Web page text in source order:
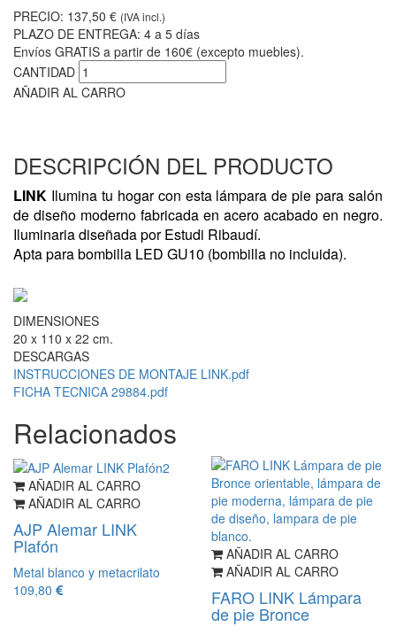
PRECIO: 137,50 € (IVA incl.)
PLAZO DE ENTREGA: 4 a 5 días
Envíos GRATIS a partir de 160€ (excepto muebles).
CANTIDAD
AÑADIR AL CARRO
DESCRIPCIÓN DEL PRODUCTO
LINK Ilumina tu hogar con esta lámpara de pie para salón
de diseño moderno fabricada en acero acabado en negro.
Iluminaria diseñada por Estudi Ribaudí.
Apta para bombilla LED GU10 (bombilla no incluida).
DIMENSIONES
20 x 110 x 22 cm.
DESCARGAS
INSTRUCCIONES DE MONTAJE LINK.pdf
FICHA TECNICA 29884.pdf
Relacionados
AÑADIR AL CARRO
AÑADIR AL CARRO
AJP Alemar LINK
Plafón
Metal blanco y metacrilato
109,80
AÑADIR AL CARRO
AÑADIR AL CARRO
FARO LINK Lámpara
de pie Bronce